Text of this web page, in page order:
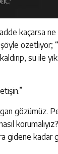
kaçarsa
özetliyor;
su ile
gözümüz.
kadar